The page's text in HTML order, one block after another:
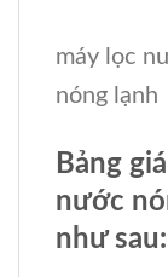
máy lọc
nóng lạnh
Bảng
nước
như sau: